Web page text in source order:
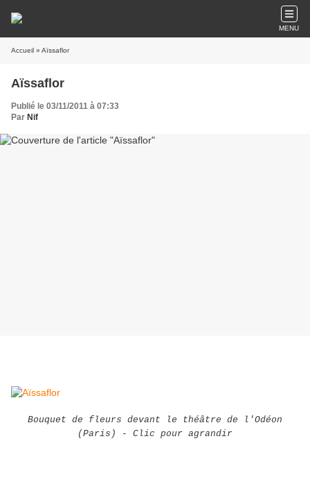
MENU
Accueil » Aïssaflor
Aïssaflor
Publié le 03/11/2011 à 07:33
Par Nif
Bouquet de fleurs devant le théâtre de l'Odéon
(Paris) - Clic pour agrandir